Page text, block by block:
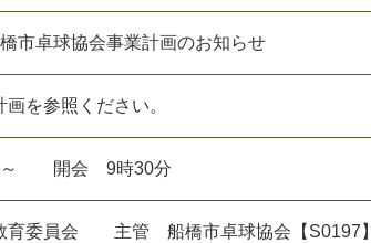
市卓球協会事業計画のお知らせ
を参照ください。
～ 開会 9時30分
育委員会 主管 船橋市卓球協会【S0197】